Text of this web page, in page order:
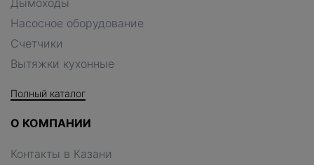
Дымоходы
Насосное оборудование
Счетчики
Вытяжки кухонные
Полный каталог
О КОМПАНИИ
Контакты в Казани